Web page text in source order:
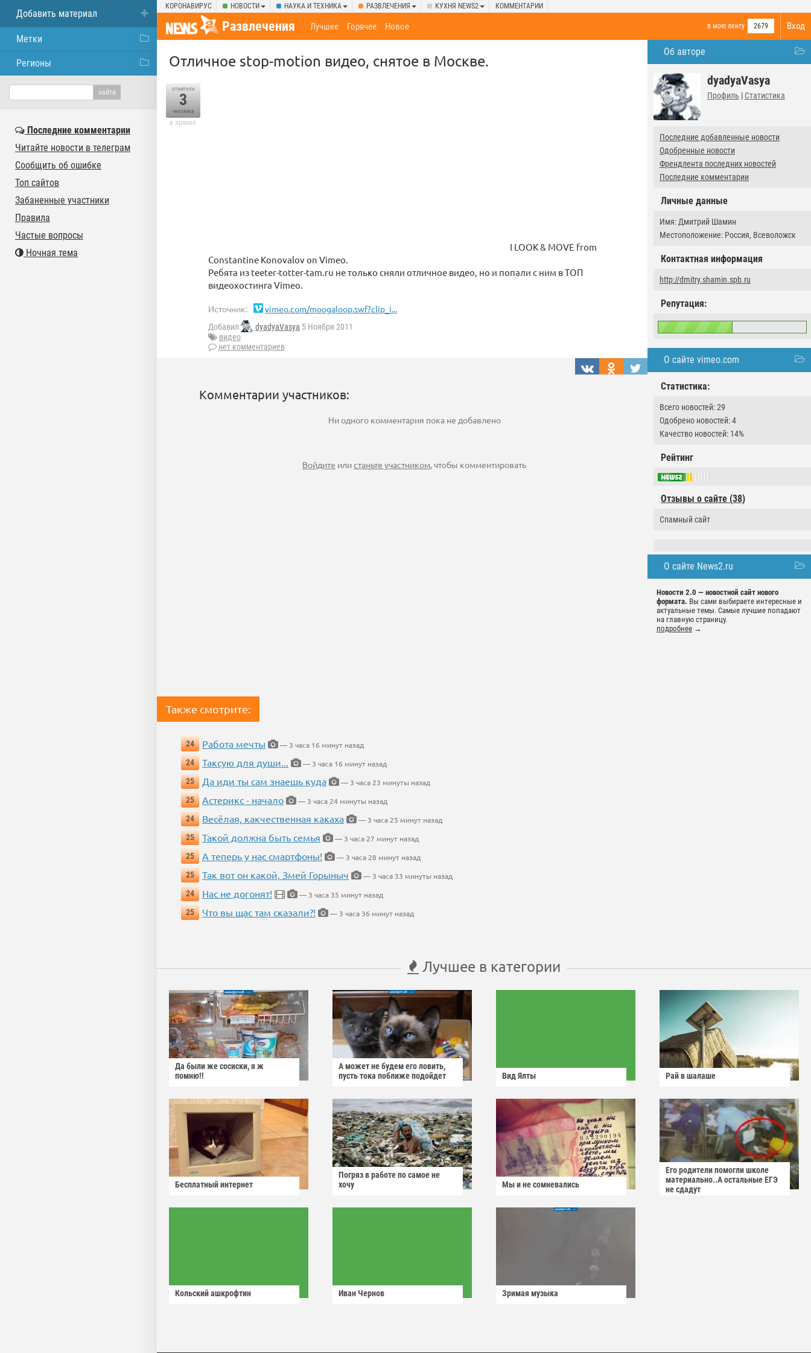
КОРОНАВИРУС НОВОСТИ НАУКА И ТЕХНИКА РАЗВЛЕЧЕНИЯ КУХНЯ NEWS2 КОММЕНТАРИИ
Вход
Развлечения в мою ленту 2679
Лучшее Горячее Новое
Об авторе
dyadyaVasya
Профиль | Статистика
Последние добавленные новости
Одобренные новости
Френдлента последних новостей
Последние комментарии
Личные данные
Имя: Дмитрий Шамин
Местоположение: Россия, Всеволожск
Контактная информация
http://dmitry.shamin.spb.ru
Репутация:
О сайте vimeo.com
Статистика:
Всего новостей: 29
Одобрено новостей: 4
Качество новостей: 14%
Рейтинг
Отзывы о сайте (38)
Спамный сайт
О сайте News2.ru
Новости 2.0 — новостной сайт нового
формата. Вы сами выбираете интересные и
актуальные темы. Самые лучшие попадают
на главную страницу.
подробнее →
Отличное stop-motion видео, снятое в Москве.
отметили
3
человека
в архиве
I LOOK & MOVE from
Constantine Konovalov on Vimeo.
Ребята из teeter-totter-tam.ru не только сняли отличное видео, но и попали с ним в ТОП
видеохостинга Vimeo.
Источник: vimeo.com/moogaloop.swf?clip_i...
Добавил dyadyaVasya 5 Ноября 2011
видео
нет комментариев
Комментарии участников:
Ни одного комментария пока не добавлено
Войдите илистаньте участником, чтобы комментировать
Также смотрите:
24 Работа мечты
— 3 часа 16 минут назад
24
Таксую для души...
— 3 часа 16 минут назад
25
Да иди ты сам знаешь куда
— 3 часа 23 минуты назад
25
Астерикс - начало
— 3 часа 24 минуты назад
24
Весёлая, какчественная какаха
— 3 часа 25 минут назад
25
Такой должна быть семья
— 3 часа 27 минут назад
25
А теперь у нас смартфоны!
— 3 часа 28 минут назад
25
Так вот он какой, Змей Горыныч
— 3 часа 33 минуты назад
24
Нас не догонят!
— 3 часа 35 минут назад
25
Что вы щас там сказали?! — 3 часа 36 минут назад
Лучшее в категории
Да были же сосиски, я ж
помню!!
А может не будем его ловить,
пусть тока поближе подойдет
Вид Ялты Рай в шалаше
Бесплатный интернет
Погряз в работе по самое не
хочу
Мы и не сомневались
Его родители помогли школе
материально..А остальные ЕГЭ
не сдадут
Кольский ашкрофтин Иван Чернов Зримая музыка
Добавить материал
Метки
Регионы
Последние комментарии
Читайте новости в телеграм
Сообщить об ошибке
Топ сайтов
Забаненные участники
Правила
Частые вопросы
Ночная тема